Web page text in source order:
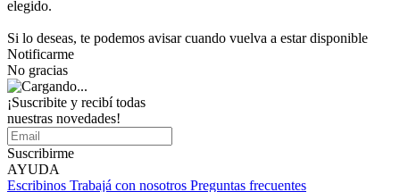
elegido.
Si lo deseas, te podemos avisar cuando vuelva a estar disponible
Notificarme
No gracias
¡Suscribite y recibí todas
nuestras novedades!
Suscribirme
AYUDA
Escribinos Trabajá con nosotros Preguntas frecuentes